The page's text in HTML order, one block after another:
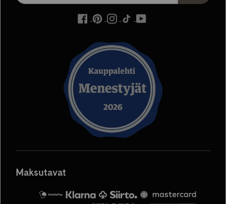
ulkoinen
avautuu
uuteen
välilehteen
ulkoinen
avautuu
uuteen
välilehteen
ulkoinen
avautuu
uuteen
välilehteen
ulkoinen
uuteen
välilehteen
välilehteen
Maksutavat